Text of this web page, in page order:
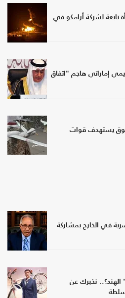
تابعة لشركة أرامكو في
إماراتي هاجم "اتفاق
يستهدف قوات
في الخارج بمشاركة
الهند؟.. نخبرك عن